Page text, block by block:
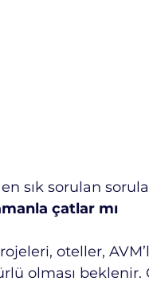
sık sorulan
çatlar mı
oteller,
olması